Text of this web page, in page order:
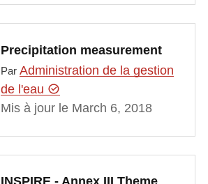
Precipitation measurement
Par Administration de la gestion
de l'eau
Mis à jour le March 6, 2018